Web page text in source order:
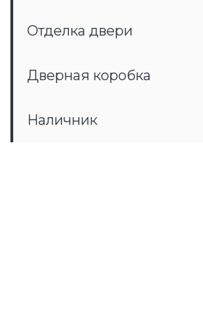
Отделка двери
Дверная коробка
Наличник